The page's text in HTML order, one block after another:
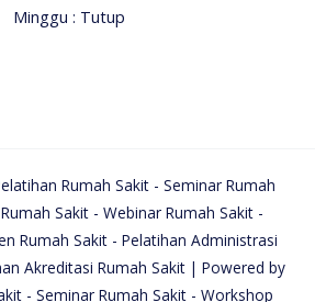
Minggu : Tutup
Rumah Sakit - Seminar Rumah
Sakit - Webinar Rumah Sakit -
Rumah Sakit - Pelatihan Administrasi
Akreditasi Rumah Sakit | Powered by
- Seminar Rumah Sakit - Workshop